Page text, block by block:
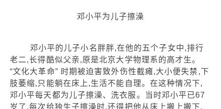
邓小平为儿子擦澡
邓小平的儿子小名胖胖,在他的五个子女中,排行
老二,长得酷似父亲,原是北京大学物理系的高才生。
“文化大革命” 时期被迫害致外伤性截瘫,大小便失禁,下
肢萎缩,只能躺在床上,生活不能自理。在这种情况下,
邓小平每天都为儿子擦澡、洗衣服。当时邓小平已67
岁了,每次给独生子擦澡时,还得把他从床上搬上搬下,